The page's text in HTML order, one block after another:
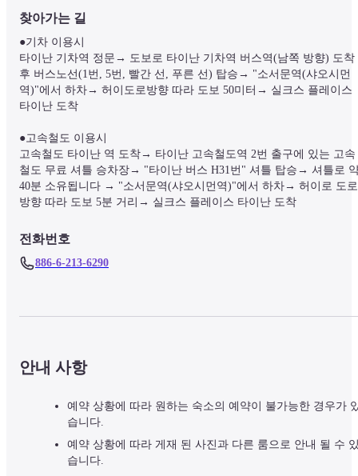
찾아가는 길
●기차 이용시
타이난 기차역 정문→ 도보로 타이난 기차역 버스역(남쪽 방향) 도착
후 버스노선(1번, 5번, 빨간 선, 푸른 선) 탑승→ "소서문역(샤오시먼
역)"에서 하차→ 허이도로방향 따라 도보 50미터→ 실크스 플레이스
타이난 도착
●고속철도 이용시
고속철도 타이난 역 도착→ 타이난 고속철도역 2번 출구에 있는 고속
철도 무료 셔틀 승차장→ "타이난 버스 H31번" 셔틀 탑승→ 셔틀로
40분 소유됩니다 → "소서문역(샤오시먼역)"에서 하차→ 허이로 도로
방향 따라 도보 5분 거리→ 실크스 플레이스 타이난 도착
전화번호
886-6-213-6290
안내 사항
예약 상황에 따라 원하는 숙소의 예약이 불가능한 경우가
습니다.
예약 상황에 따라 게재 된 사진과 다른 룸으로 안내 될 수
습니다.